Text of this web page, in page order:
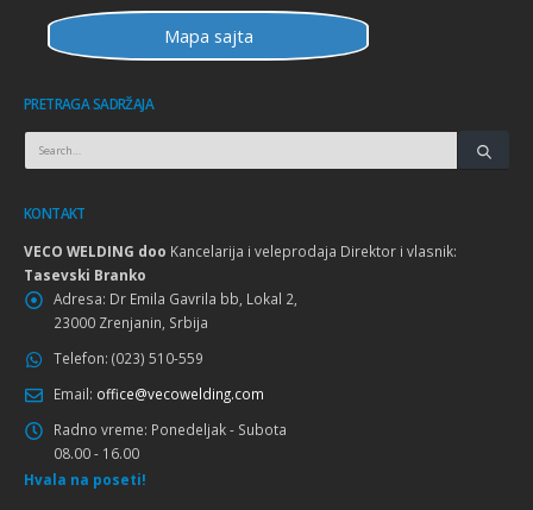
Mapa sajta
PRETRAGA SADRŽAJA
KONTAKT
VECO WELDING doo Kancelarija i veleprodaja Direktor i vlasnik:
Tasevski Branko
Adresa: Dr Emila Gavrila bb, Lokal 2,
23000 Zrenjanin, Srbija
Telefon: (023) 510-559
Email: office@vecowelding.com
Radno vreme: Ponedeljak - Subota
08.00 - 16.00
Hvala na poseti!